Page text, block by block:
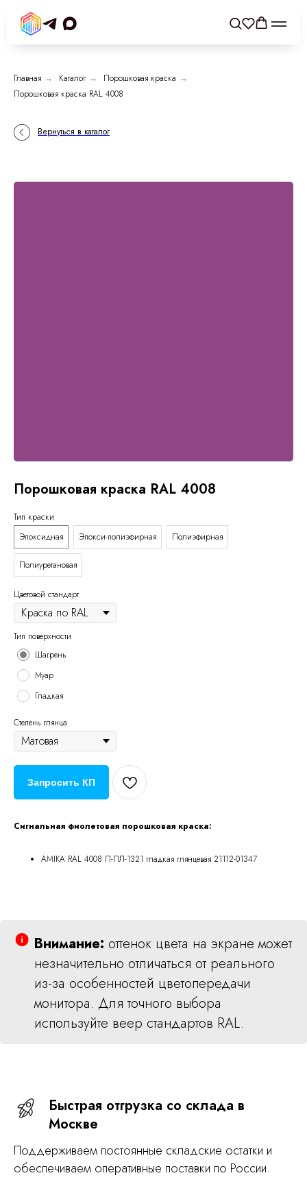
Главная → Каталог → Порошковая краска →
Порошковая краска RAL 4008
Вернуться в каталог
Порошковая краска RAL 4008
Тип краски
Эпоксидная
Эпокси-полиэфирная Полиэфирная
Полиуретановая
Цветовой стандарт
Тип поверхности
Шагрень
Муар
Гладкая
Степень глянца
Запросить КП
Сигнальная фиолетовая порошковая краска:
AMIKA RAL 4008 П-ПЛ-1321 гладкая глянцевая 21112-01347
Внимание: оттенок цвета на экране может
незначительно отличаться от реального
из-за особенностей цветопередачи
монитора. Для точного выбора
используйте веер стандартов RAL.
Быстрая отгрузка со склада в
Москве
Поддерживаем постоянные складские остатки и
обеспечиваем оперативные поставки по России.